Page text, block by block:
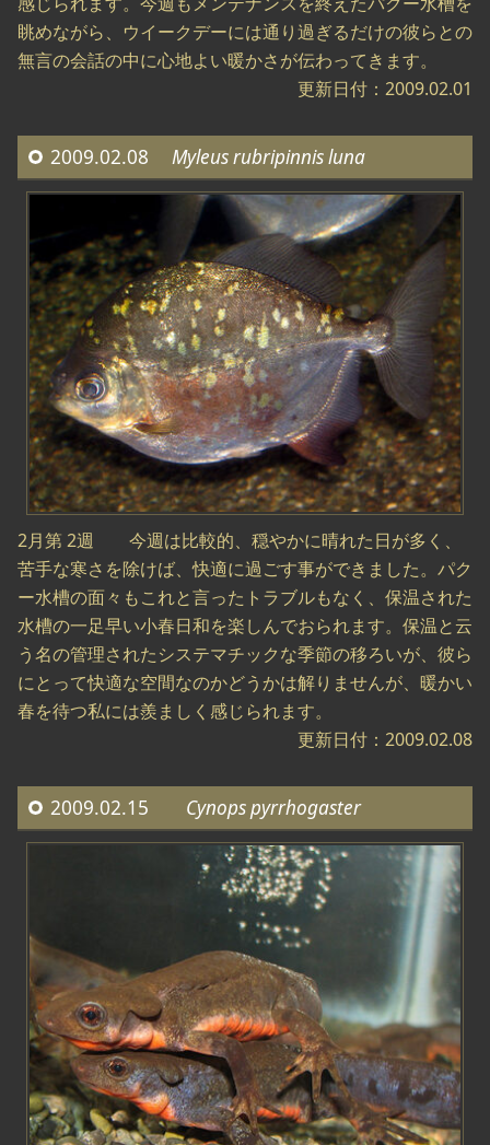
眺めながら、ウイークデーには通り過ぎるだけの彼らとの
無言の会話の中に心地よい暖かさが伝わってきます。
更新日付：2009.02.01
2009.02.08 Myleus rubripinnis luna
2月第 2週 今週は比較的、穏やかに晴れた日が多く、
苦手な寒さを除けば、快適に過ごす事ができました。パク
ー水槽の面々もこれと言ったトラブルもなく、保温された
水槽の一足早い小春日和を楽しんでおられます。保温と云
う名の管理されたシステマチックな季節の移ろいが、彼ら
にとって快適な空間なのかどうかは解りませんが、暖かい
春を待つ私には羨ましく感じられます。
更新日付：2009.02.08
2009.02.15 Cynops pyrrhogaster